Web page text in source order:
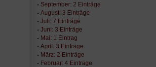
September: 2 Einträge
August: 3 Einträge
Juli: 7 Einträge
Juni: 3 Einträge
Mai: 1 Eintrag
April: 3 Einträge
März: 2 Einträge
Februar: 4 Einträge